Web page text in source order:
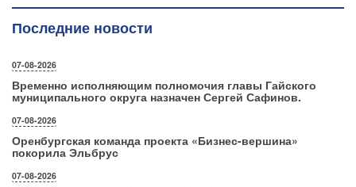
Последние новости
07-08-2026
Временно исполняющим полномочия главы Гайского
муниципального округа назначен Сергей Сафинов.
07-08-2026
Оренбургская команда проекта «Бизнес‑вершина»
покорила Эльбрус
07-08-2026